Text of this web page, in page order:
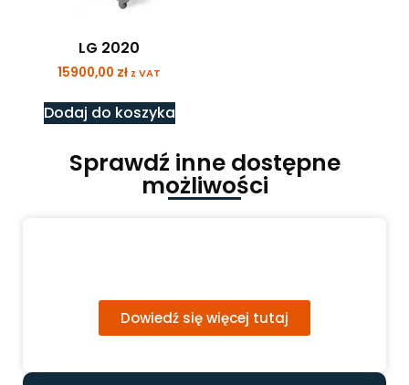
LG 2020
15900,00 zł z VAT
Dodaj do koszyka
Sprawdź inne dostępne
możliwości
Dowiedź się więcej tutaj